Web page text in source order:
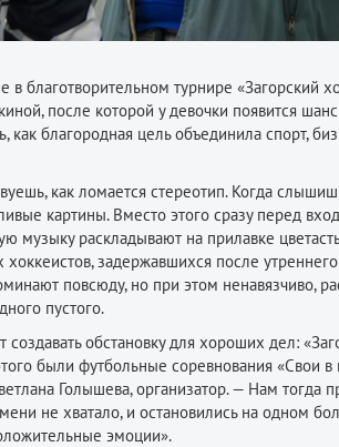
в благотворительном турнире «Загорский
после которой у девочки появится
благородная цель объединила спорт,
как ломается стереотип. Когда
картины. Вместо этого сразу перед
музыку раскладывают на прилавке
задержавшихся после
повсюду, но при этом ненавязчиво,
пустого.
обстановку для хороших дел:
были футбольные соревнования «Свои
Голышева, организатор. — Нам тогда
не хватало, и остановились на одном
эмоции».